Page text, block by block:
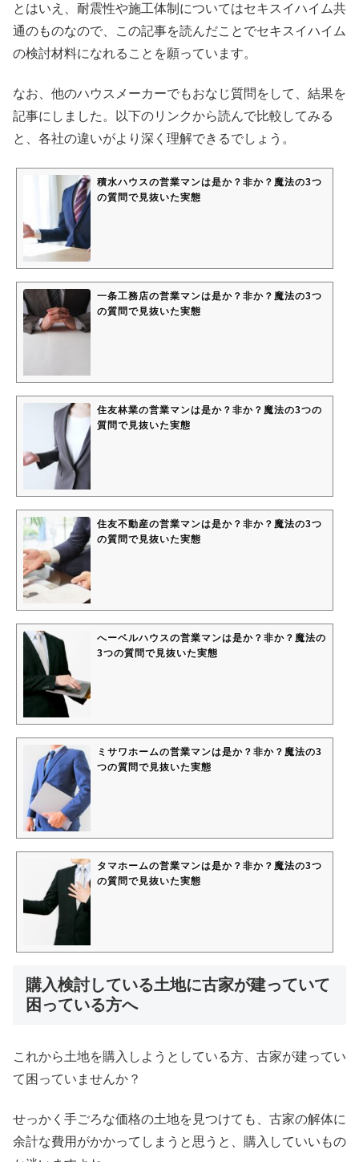
とはいえ、耐震性や施工体制についてはセキスイハイム共
通のものなので、この記事を読んだことでセキスイハイム
の検討材料になれることを願っています。
なお、他のハウスメーカーでもおなじ質問をして、結果を
記事にしました。以下のリンクから読んで比較してみる
と、各社の違いがより深く理解できるでしょう。
積水ハウスの営業マンは是か？非か？魔法の3つ
の質問で見抜いた実態
一条工務店の営業マンは是か？非か？魔法の3つ
の質問で見抜いた実態
住友林業の営業マンは是か？非か？魔法の3つの
質問で見抜いた実態
住友不動産の営業マンは是か？非か？魔法の3つ
の質問で見抜いた実態
へーベルハウスの営業マンは是か？非か？魔法の
3つの質問で見抜いた実態
ミサワホームの営業マンは是か？非か？魔法の3
つの質問で見抜いた実態
タマホームの営業マンは是か？非か？魔法の3つ
の質問で見抜いた実態
購入検討している土地に古家が建っていて
困っている方へ
これから土地を購入しようとしている方、古家が建ってい
て困っていませんか？
せっかく手ごろな価格の土地を見つけても、古家の解体に
余計な費用がかかってしまうと思うと、購入していいもの